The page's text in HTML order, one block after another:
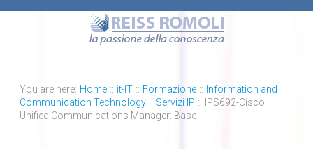
You are here: Home :: it-IT :: Formazione :: Information and
Communication Technology :: Servizi IP ::
IPS692-Cisco
Unified Communications Manager: Base